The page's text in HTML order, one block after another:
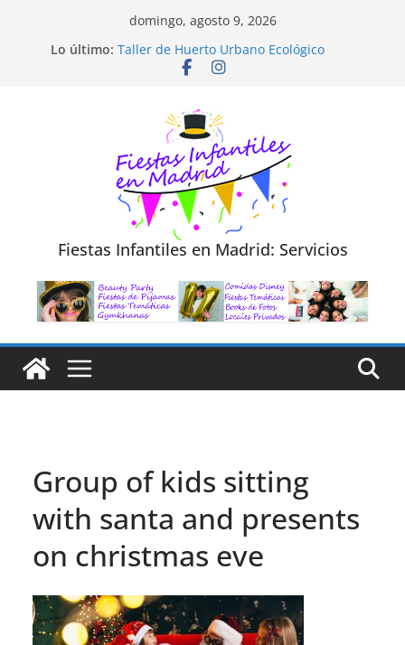
domingo, agosto 9, 2026
Lo último: Taller de Huerto Urbano Ecológico
TALLER FOTOGRAFÍA LA NATURALEZA
Trivial Virtual para niños
Fiestas Infantiles en Madrid: Servicios
Group of kids sitting
with santa and presents
on christmas eve